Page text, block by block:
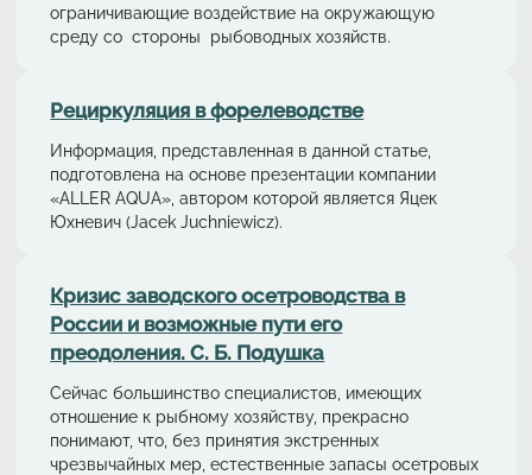
ограничивающие воздействие на окружающую
среду со стороны рыбоводных хозяйств.
Рециркуляция в форелeводстве
Информация, представленная в данной статье,
подготовлена на основе презентации компании
«ALLER AQUA», автором которой является Яцек
Юхневич (Jacek Juchniewicz).
Кризис заводского осетроводства в
России и возможные пути его
преодоления. С. Б. Подушка
Сейчас большинство специалистов, имеющих
отношение к рыбному хозяйству, прекрасно
понимают, что, без принятия экстренных
чрезвычайных мер, естественные запасы осетровых